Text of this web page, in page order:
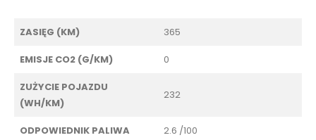
ZASIĘG (KM) 365
EMISJE CO2 (G/KM) 0
ZUŻYCIE POJAZDU
(WH/KM)
232
ODPOWIEDNIK PALIWA 2.6 /100